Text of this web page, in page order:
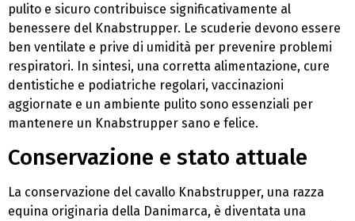
pulito e sicuro contribuisce significativamente al
benessere del Knabstrupper. Le scuderie devono essere
ben ventilate e prive di umidità per prevenire problemi
respiratori. In sintesi, una corretta alimentazione, cure
dentistiche e podiatriche regolari, vaccinazioni
aggiornate e un ambiente pulito sono essenziali per
mantenere un Knabstrupper sano e felice.
Conservazione e stato attuale
La conservazione del cavallo Knabstrupper, una razza
equina originaria della Danimarca, è diventata una